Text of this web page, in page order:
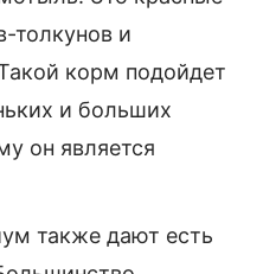
толкунов и
корм подойдет
и больших
он является
также дают есть